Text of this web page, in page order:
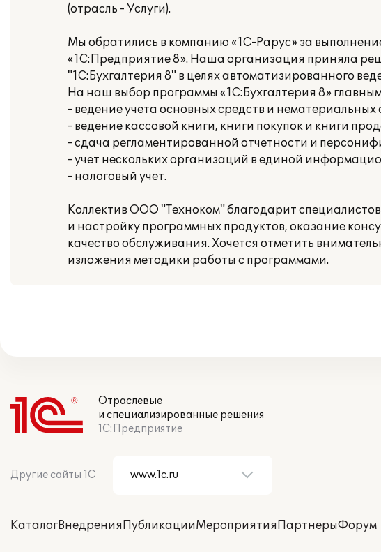
(отрасль - Услуги).
Мы обратились в компанию «1С-Рарус» за
«1С:Предприятие 8». Наша организация приняла
"1C:Бухгалтерия 8" в целях автоматизированного
На наш выбор программы «1С:Бухгалтерия 8»
- ведение учета основных средств и нематериальных
- ведение кассовой книги, книги покупок и книги
- сдача регламентированной отчетности и
- учет нескольких организаций в единой
- налоговый учет.
Коллектив ООО "Техноком" благодарит
и настройку программных продуктов, оказание
качество обслуживания. Хочется отметить
изложения методики работы с программами.
Отраслевые
и специализированные решения
1С:Предприятие
Другие сайты 1С
КаталогВнедренияПубликацииМероприятияПартнерыФорум